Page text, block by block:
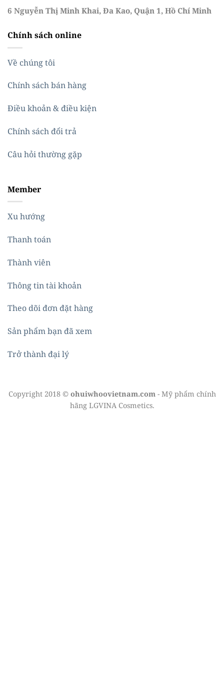
6 Nguyễn Thị Minh Khai, Đa Kao, Quận 1, Hồ Chí Minh
Chính sách online
Về chúng tôi
Chính sách bán hàng
Điều khoản & điều kiện
Chính sách đổi trả
Câu hỏi thường gặp
Member
Xu hướng
Thanh toán
Thành viên
Thông tin tài khoản
Theo dõi đơn đặt hàng
Sản phẩm bạn đã xem
Trở thành đại lý
Copyright 2018 © ohuiwhoovietnam.com - Mỹ phẩm chính
hãng LGVINA Cosmetics.